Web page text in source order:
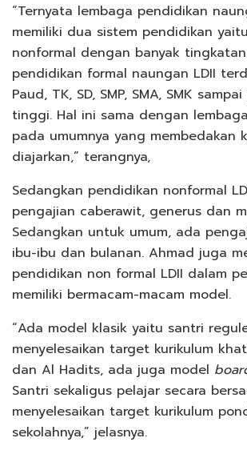
“Ternyata lembaga pendidikan
memiliki dua sistem pendidikan
nonformal dengan banyak
pendidikan formal naungan LDII
Paud, TK, SD, SMP, SMA, SMK
tinggi. Hal ini sama dengan
pada umumnya yang membedakan
diajarkan,” terangnya,
Sedangkan pendidikan nonformal
pengajian caberawit, generus dan
Sedangkan untuk umum, ada
ibu-ibu dan bulanan. Ahmad juga
pendidikan non formal LDII dalam
memiliki bermacam-macam model.
“Ada model klasik yaitu santri
menyelesaikan target kurikulum
dan Al Hadits, ada juga model
Santri sekaligus pelajar secara
menyelesaikan target kurikulum
sekolahnya,” jelasnya.